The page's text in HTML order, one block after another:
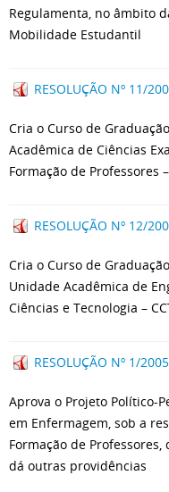
Regulamenta, no âmbito
Mobilidade Estudantil
RESOLUÇÃO Nº 11/
Cria o Curso de
Acadêmica de Ciências
Formação de Professores
RESOLUÇÃO Nº 12/
Cria o Curso de
Unidade Acadêmica de
Ciências e Tecnologia –
RESOLUÇÃO Nº 1/2005
Aprova o Projeto Político-
em Enfermagem, sob a
Formação de Professores,
dá outras providências